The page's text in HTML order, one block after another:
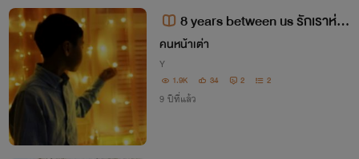
8 years between us รักเราห่าง
กันแค่ 8 ปี [ลงเฉพาะ NC18+]
คนหน้าเต่า
Y
1.9K 34 2 2
9 ปีที่แล้ว